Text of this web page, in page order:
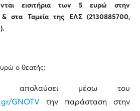
εισιτήρια των 5 ευρώ στην
& στα Ταμεία της ΕΛΣ (2130885700,
ο θεατής:
απολαύσει μέσω του
GNOTV την παράσταση στην